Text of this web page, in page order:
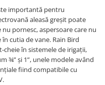
importantă pentru
aleasă greșit poate
pornesc, aspersoare care nu
cutia de vane. Rain Bird
în sistemele de irigații,
¾” și 1”, unele modele având
fiind compatibile cu